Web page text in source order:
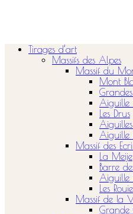
Tirages d’art
Massifs des Alpes
Massif du
Mont
Aiguille
Les Drus
Aiguille
Massif des
La Meije
Barre
Aiguille
Les
Massif de la
Grande